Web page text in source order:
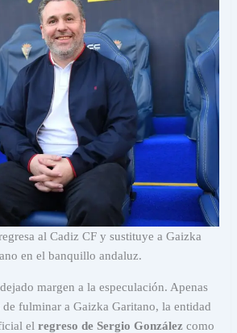
al Cadiz CF y sustituye a Gaizka
en el banquillo andaluz.
margen a la especulación. Apenas
de fulminar a Gaizka Garitano, la entidad
el regreso de Sergio González como